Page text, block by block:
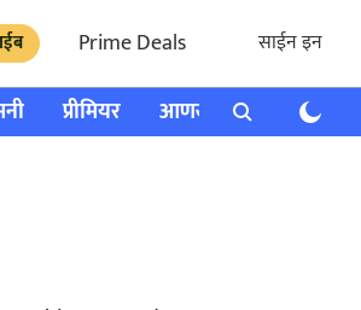
Prime Deals साईन इन
प्रीमियर आणखी राशी भविष्य